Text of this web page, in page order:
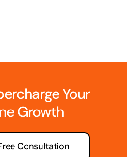
Your
Growth
Consultation